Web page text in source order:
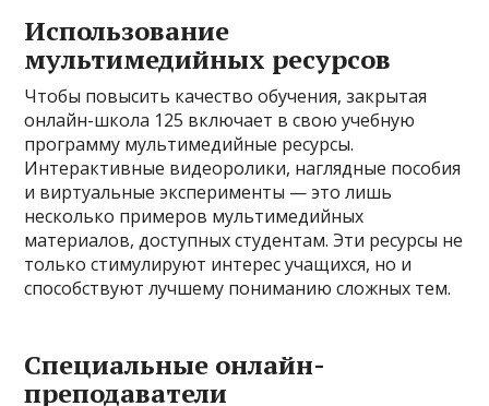
Использование
мультимедийных ресурсов
Чтобы повысить качество обучения, закрытая
онлайн-школа 125 включает в свою учебную
программу мультимедийные ресурсы.
Интерактивные видеоролики, наглядные пособия
и виртуальные эксперименты — это лишь
несколько примеров мультимедийных
материалов, доступных студентам. Эти ресурсы не
только стимулируют интерес учащихся, но и
способствуют лучшему пониманию сложных тем.
Специальные онлайн-
преподаватели